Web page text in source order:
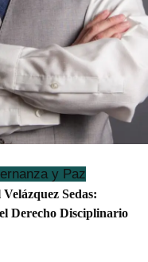
y Paz
Sedas:
Derecho Disciplinario